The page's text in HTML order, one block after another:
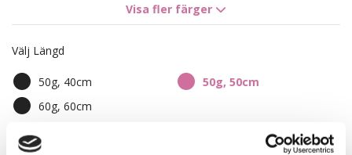
4B/9G Chocco Cola 8A/12AS Ash Mix
8B/10B Brown
10B/12NA Sunkissed
Beige
Visa fler färger
Välj Längd
50g, 40cm
50g, 50cm
60g, 60cm